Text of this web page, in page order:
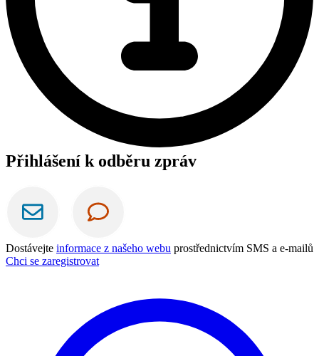
Přihlášení k odběru zpráv
Dostávejte informace z našeho webu prostřednictvím SMS a e-mailů
Chci se zaregistrovat